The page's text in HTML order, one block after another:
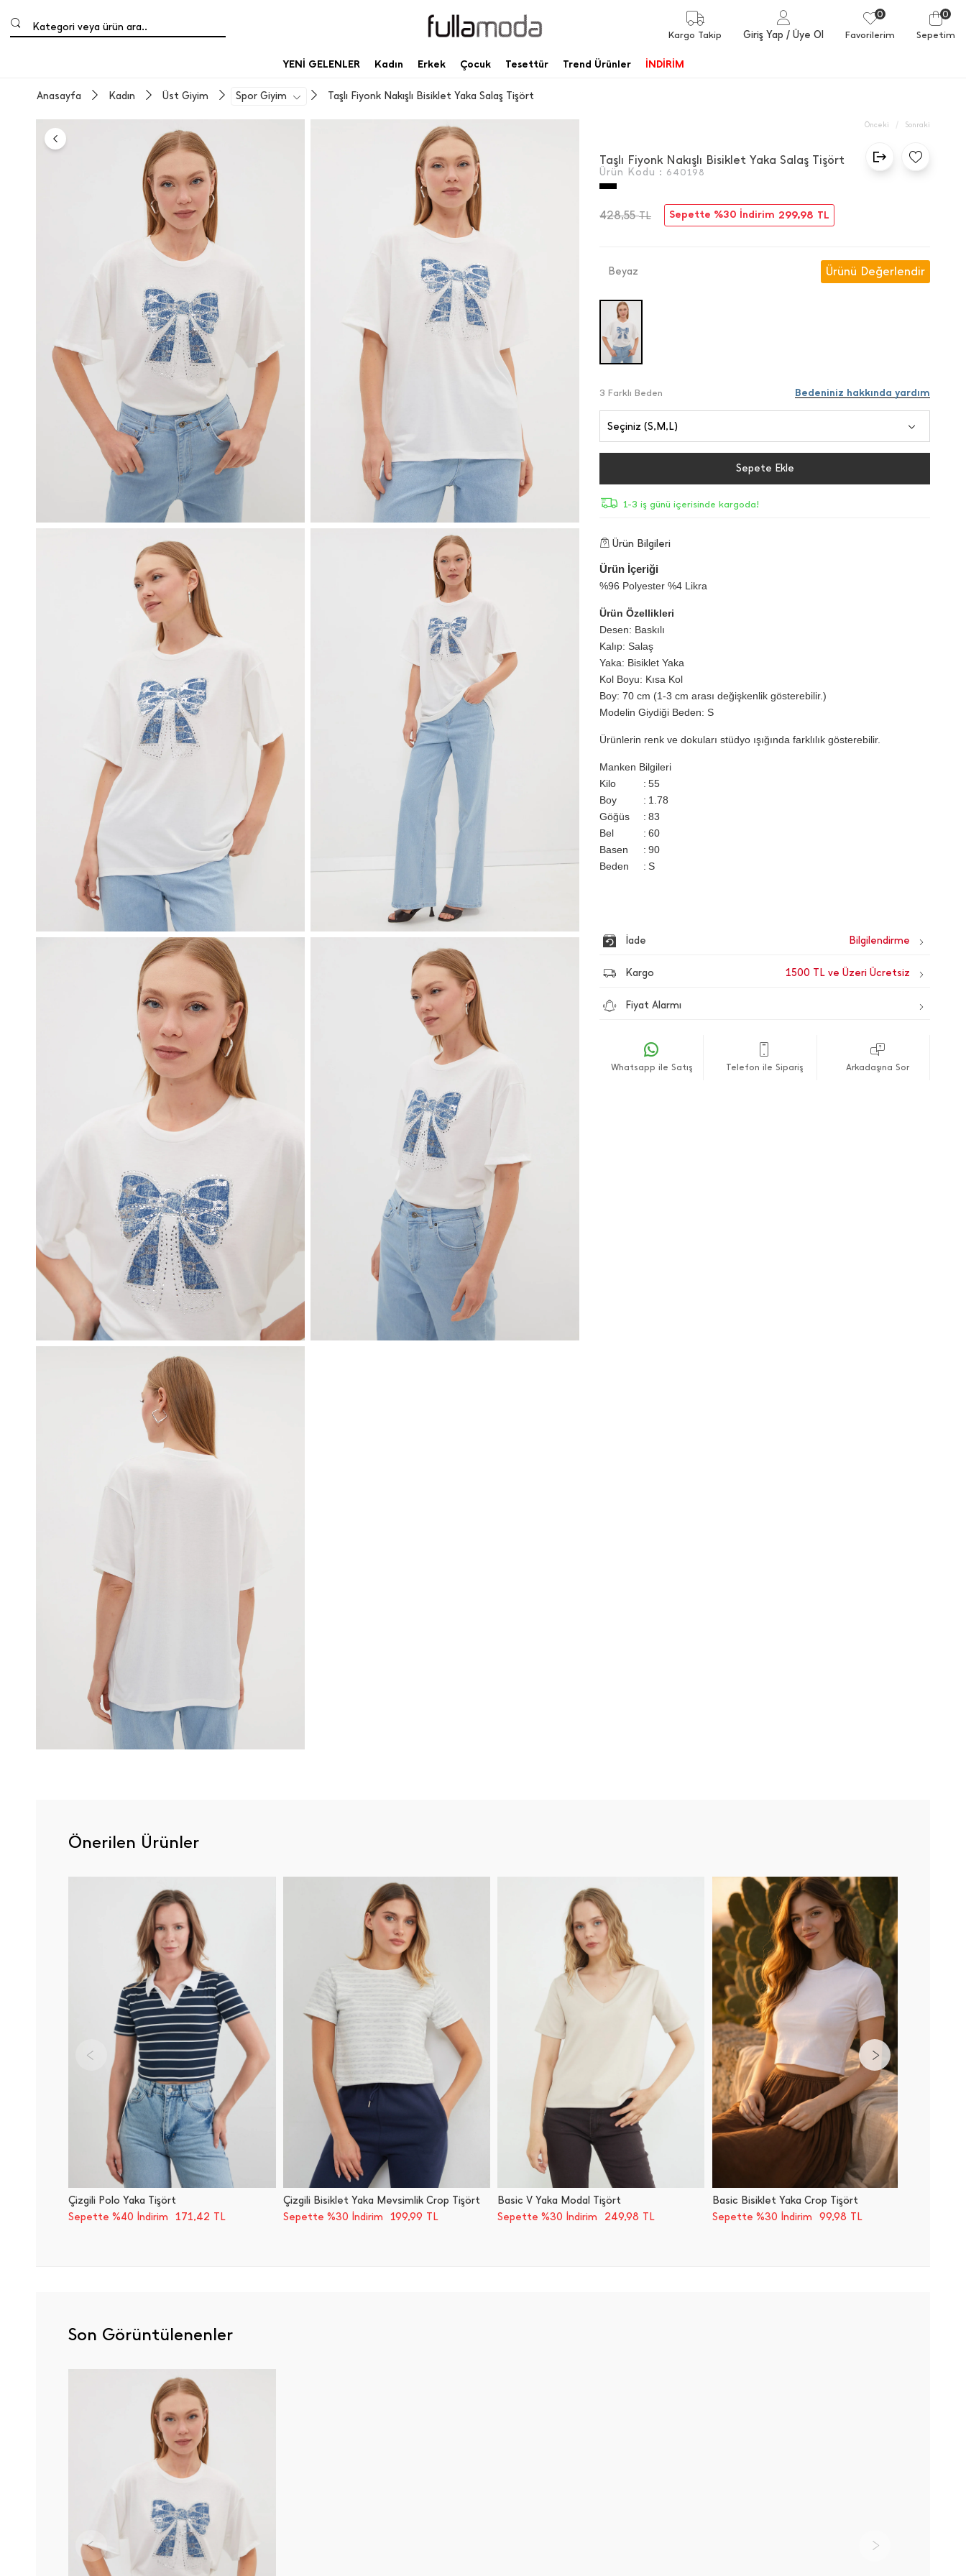
Kategori veya ürün ara..
Kargo Takip Giriş Yap / Üye Ol
0
Favorilerim
0
Sepetim
YENİ GELENLER Kadın Erkek Çocuk Tesettür Trend Ürünler İNDİRİM
Taşlı Fiyonk Nakışlı Bisiklet Yaka Salaş Tişört
Spor Giyim
Üst Giyim
Kadın
Anasayfa
Önceki / Sonraki
Taşlı Fiyonk Nakışlı Bisiklet Yaka Salaş Tişört
Ürün Kodu : 640198
428,55TL Sepette %30 İndirim 299,98 TL
Beyaz Ürünü Değerlendir
3 Farklı Beden Bedeniniz hakkında yardım
Seçiniz (S,M,L)
Sepete Ekle
1-3 iş günü içerisinde kargoda!
Ürün Bilgileri
Ürün İçeriği
%96 Polyester %4 Likra
Ürün Özellikleri
Desen: Baskılı
Kalıp: Salaş
Yaka: Bisiklet Yaka
Kol Boyu: Kısa Kol
Boy: 70 cm (1-3 cm arası değişkenlik gösterebilir.)
Modelin Giydiği Beden: S
Ürünlerin renk ve dokuları stüdyo ışığında farklılık gösterebilir.
Manken Bilgileri
Kilo
55
Boy
1.78
Göğüs
83
Bel
60
Basen
90
Beden
S
İade
Kargo 1500 TL ve Üzeri Ücretsiz
Fiyat Alarmı
Whatsapp ile Satış Telefon ile Sipariş Arkadaşına Sor
Önerilen Ürünler
Çizgili Polo Yaka Tişört
Sepette %40 İndirim
171,42 TL
Çizgili Bisiklet Yaka Mevsimlik Crop Tişört
Sepette %30 İndirim
199,99 TL
Basic V Yaka Modal Tişört
Sepette %30 İndirim
249,98 TL
Basic Bisiklet Yaka Crop Tişört
Sepette %30 İndirim
99,98 TL
Son Görüntülenenler